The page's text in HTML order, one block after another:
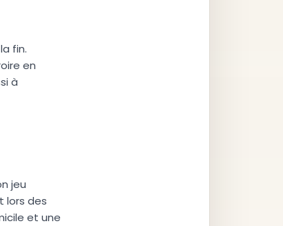
fin.
en
à
jeu
lors des
et une